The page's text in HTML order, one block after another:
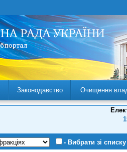
Законодавство Очищення
- Вибрати зі списку